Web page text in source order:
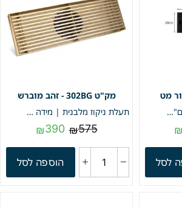
תעלת ניקוז מלבנית "פסים" | 10/50 | פטנט חסום ריחות וחרקים | שחור מט | מק"ט 116BL
₪
לסל
302BG - זהב מוברש
תעלת ניקוז מלבנית | מידה 10/30 | זהב מוברש | מק"ט 302BG
₪575
₪390
הוספה לסל